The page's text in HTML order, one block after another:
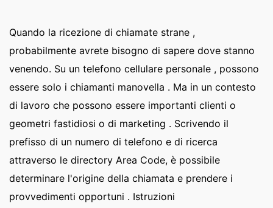
Quando la ricezione di chiamate strane ,
probabilmente avrete bisogno di sapere dove stanno
venendo. Su un telefono cellulare personale , possono
essere solo i chiamanti manovella . Ma in un contesto
di lavoro che possono essere importanti clienti o
geometri fastidiosi o di marketing . Scrivendo il
prefisso di un numero di telefono e di ricerca
attraverso le directory Area Code, è possibile
determinare l'origine della chiamata e prendere i
provvedimenti opportuni . Istruzioni